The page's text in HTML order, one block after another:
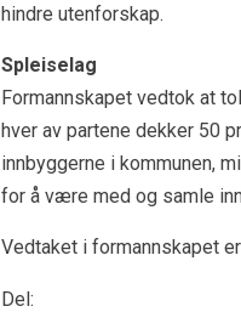
hindre utenforskap.
Spleiselag
Formannskapet vedtok at
hver av partene dekker 50
innbyggerne i kommunen,
for å være med og samle
Vedtaket i formannskapet
Del: